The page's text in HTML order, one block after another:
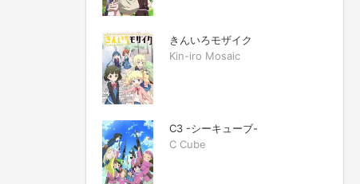
きんいろモザイク
Kin-iro Mosaic
C3 -シーキューブ-
C Cube